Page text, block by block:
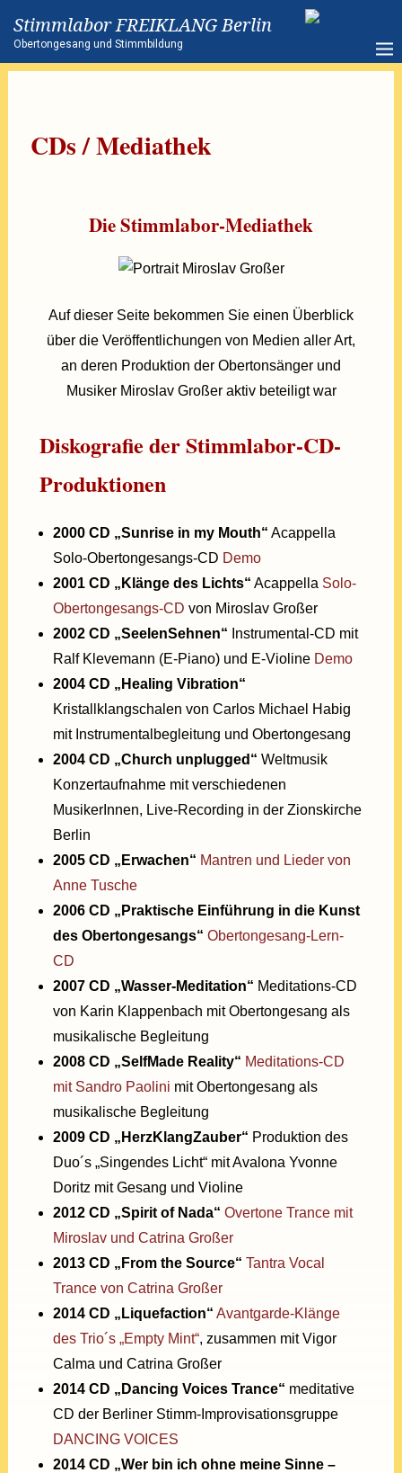
Stimmlabor FREIKLANG Berlin
Obertongesang und Stimmbildung
CDs / Mediathek
Die Stimmlabor-Mediathek
Auf dieser Seite bekommen Sie einen Überblick
über die Veröffentlichungen von Medien aller Art,
an deren Produktion der Obertonsänger und
Musiker Miroslav Großer aktiv beteiligt war
Diskografie der Stimmlabor-CD-
Produktionen
2000 CD „Sunrise in my Mouth“ Acappella
Solo-Obertongesangs-CD Demo
2001 CD „Klänge des Lichts“ Acappella Solo-
Obertongesangs-CD von Miroslav Großer
2002 CD „SeelenSehnen“ Instrumental-CD mit
Ralf Klevemann (E-Piano) und E-Violine Demo
2004 CD „Healing Vibration“
Kristallklangschalen von Carlos Michael Habig
mit Instrumentalbegleitung und Obertongesang
2004 CD „Church unplugged“ Weltmusik
Konzertaufnahme mit verschiedenen
MusikerInnen, Live-Recording in der Zionskirche
Berlin
2005 CD „Erwachen“ Mantren und Lieder von
Anne Tusche
2006 CD „Praktische Einführung in die Kunst
des Obertongesangs“ Obertongesang-Lern-
CD
2007 CD „Wasser-Meditation“ Meditations-CD
von Karin Klappenbach mit Obertongesang als
musikalische Begleitung
2008 CD „SelfMade Reality“ Meditations-CD
mit Sandro Paolini mit Obertongesang als
musikalische Begleitung
2009 CD „HerzKlangZauber“ Produktion des
Duo´s „Singendes Licht“ mit Avalona Yvonne
Doritz mit Gesang und Violine
2012 CD „Spirit of Nada“ Overtone Trance mit
Miroslav und Catrina Großer
2013 CD „From the Source“ Tantra Vocal
Trance von Catrina Großer
2014 CD „Liquefaction“ Avantgarde-Klänge
des Trio´s „Empty Mint“, zusammen mit Vigor
Calma und Catrina Großer
2014 CD „Dancing Voices Trance“ meditative
CD der Berliner Stimm-Improvisationsgruppe
DANCING VOICES
2014 CD „Wer bin ich ohne meine Sinne –